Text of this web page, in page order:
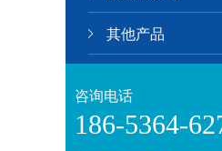
其他产品
咨询电话
186-5364-